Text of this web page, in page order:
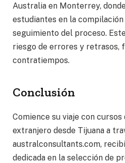
Australia en Monterrey,
estudiantes en la
seguimiento del proceso.
riesgo de errores y retrasos,
contratiempos.
Conclusión
Comience su viaje con
extranjero desde Tijuana a
australconsultants.com,
dedicada en la selección de